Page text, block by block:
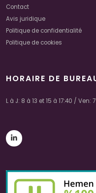
Contact
Avis juridique
Politique de confidentialité
Politique de cookies
HORAIRE DE
L à J: 8 à 13 et 15 à 17:40 / Ven: